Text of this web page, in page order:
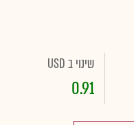
שינוי ב USD
0.91